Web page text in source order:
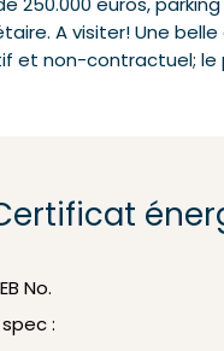
250.000 euros,
A visiter! Une
et non-contractuel; le
No.
spec :